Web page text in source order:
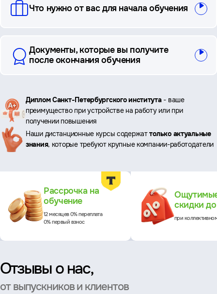
Что нужно от вас для начала обучения
Документы, которые вы получите
после окончания обучения
Ключевые
преимущества
Диплом Санкт-Петербургского института- ваше
преимущество при устройстве на работу или при
получении повышения
Наши дистанционные курсы содержаттолько актуальные
знания, которые требуют крупные компании-работодатели
Рассрочка на
обучение
12 месяцев 0% переплата
0% первый взнос
скидки
при
Отзывы о нас,
от выпускников и клиентов